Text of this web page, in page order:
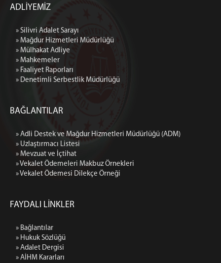
ADLİYEMİZ
» Silivri Adalet Sarayı
» Mağdur Hizmetleri Müdürlüğü
» Mülhakat Adliye
» Mahkemeler
» Faaliyet Raporları
» Denetimli Serbestlik Müdürlüğü
BAĞLANTILAR
» Adli Destek ve Mağdur Hizmetleri Müdürlüğü (ADM)
» Uzlaştırmacı Listesi
» Mevzuat ve İçtihat
» Vekalet Ödemeleri Makbuz Örnekleri
» Vekalet Ödemesi Dilekçe Örneği
FAYDALI LİNKLER
» Bağlantılar
» Hukuk Sözlüğü
» Adalet Dergisi
» AİHM Kararları